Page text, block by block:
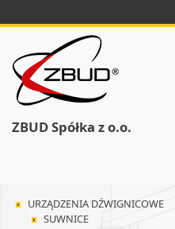
ZBUD Spółka z o.o.
URZĄDZENIA DŹWIGNICOWE
SUWNICE